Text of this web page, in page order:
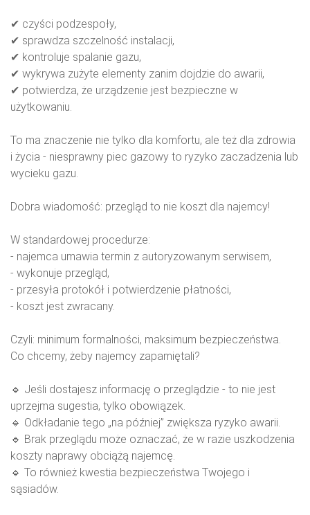
✔ czyści podzespoły,
✔ sprawdza szczelność instalacji,
✔ kontroluje spalanie gazu,
✔ wykrywa zużyte elementy zanim dojdzie do awarii,
✔ potwierdza, że urządzenie jest bezpieczne w
użytkowaniu.
To ma znaczenie nie tylko dla komfortu, ale też dla zdrowia
i życia - niesprawny piec gazowy to ryzyko zaczadzenia lub
wycieku gazu.
Dobra wiadomość: przegląd to nie koszt dla najemcy!
W standardowej procedurze:
- najemca umawia termin z autoryzowanym serwisem,
- wykonuje przegląd,
- przesyła protokół i potwierdzenie płatności,
- koszt jest zwracany.
Czyli: minimum formalności, maksimum bezpieczeństwa.
Co chcemy, żeby najemcy zapamiętali?
🔹 Jeśli dostajesz informację o przeglądzie - to nie jest
uprzejma sugestia, tylko obowiązek.
🔹 Odkładanie tego „na później” zwiększa ryzyko awarii.
🔹 Brak przeglądu może oznaczać, że w razie uszkodzenia
koszty naprawy obciążą najemcę.
🔹 To również kwestia bezpieczeństwa Twojego i
sąsiadów.